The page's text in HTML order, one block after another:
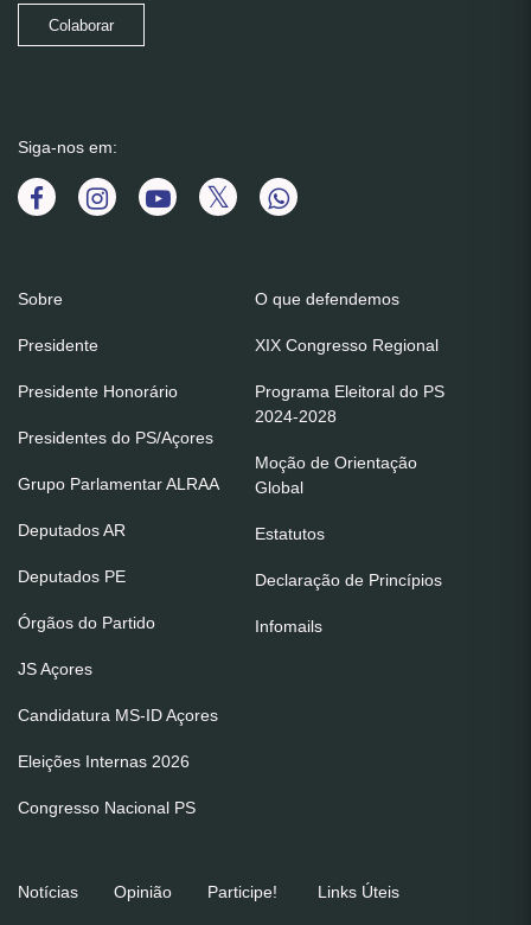
Colaborar
Siga-nos em:
Sobre
Presidente
Presidente Honorário
Presidentes do PS/Açores
Grupo Parlamentar ALRAA
Deputados AR
Deputados PE
Órgãos do Partido
JS Açores
Candidatura MS-ID Açores
Eleições Internas 2026
Congresso Nacional PS
O que defendemos
XIX Congresso Regional
Programa Eleitoral do PS
2024-2028
Moção de Orientação
Global
Estatutos
Declaração de Princípios
Infomails
Notícias Opinião Participe! Links Úteis